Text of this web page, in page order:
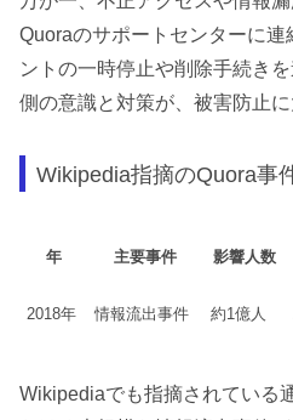
Quoraのサポートセンターに
ントの一時停止や削除手続き
側の意識と対策が、被害防止に
Wikipedia指摘のQuora事
年 主要事件 影響人数
2018年 情報流出事件 約1億人
Wikipediaでも指摘されている